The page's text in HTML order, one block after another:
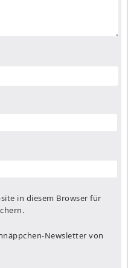
in diesem Browser für
Newsletter von